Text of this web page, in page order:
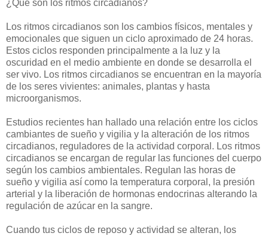
¿Qué son los ritmos circadianos?
Los ritmos circadianos son los cambios físicos, mentales y
emocionales que siguen un ciclo aproximado de 24 horas.
Estos ciclos responden principalmente a la luz y la
oscuridad en el medio ambiente en donde se desarrolla el
ser vivo. Los ritmos circadianos se encuentran en la mayoría
de los seres vivientes: animales, plantas y hasta
microorganismos.
Estudios recientes han hallado una relación entre los ciclos
cambiantes de sueño y vigilia y la alteración de los ritmos
circadianos, reguladores de la actividad corporal. Los ritmos
circadianos se encargan de regular las funciones del cuerpo
según los cambios ambientales. Regulan las horas de
sueño y vigilia así como la temperatura corporal, la presión
arterial y la liberación de hormonas endocrinas alterando la
regulación de azúcar en la sangre.
Cuando tus ciclos de reposo y actividad se alteran, los